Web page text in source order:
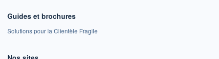
Guides et brochures
Solutions pour la Clientèle Fragile